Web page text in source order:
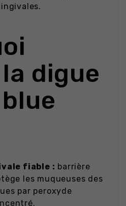
digue
fiable : barrière
les muqueuses des
par peroxyde